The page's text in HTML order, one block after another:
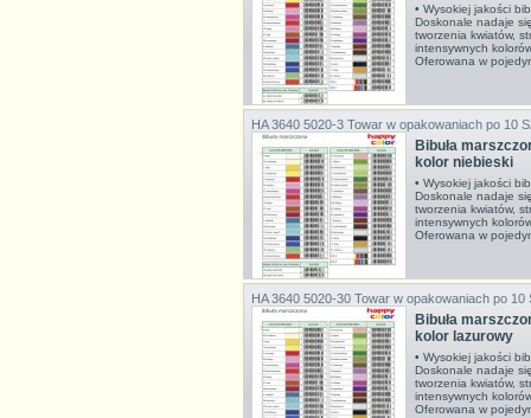
• Wysokiej jakości
Doskonale nadaje
tworzenia kwiatów,
intensywnych
Oferowana w
HA 3640 5020-3 Towar w opakowaniach po 10
Bibuła
kolor niebieski
• Wysokiej jakości
Doskonale nadaje
tworzenia kwiatów,
intensywnych
Oferowana w
HA 3640 5020-30 Towar w opakowaniach po 10
Bibuła
kolor lazurowy
• Wysokiej jakości
Doskonale nadaje
tworzenia kwiatów,
intensywnych
Oferowana w